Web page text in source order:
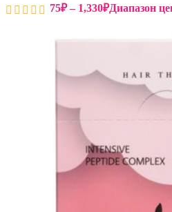
75₽ – 1,330₽Диапазон